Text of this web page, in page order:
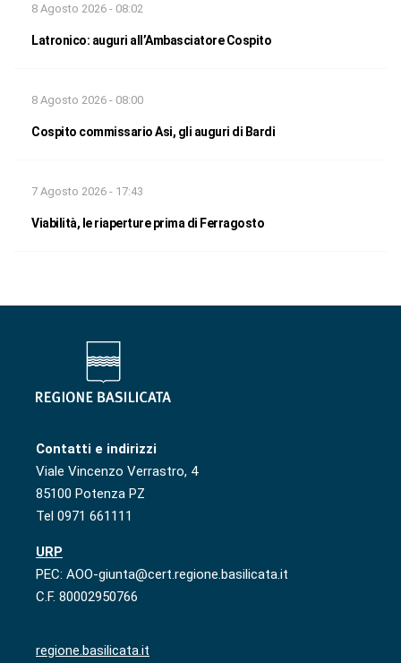
8 Agosto 2026 - 08:02
Latronico: auguri all’Ambasciatore Cospito
8 Agosto 2026 - 08:00
Cospito commissario Asi, gli auguri di Bardi
7 Agosto 2026 - 17:43
Viabilità, le riaperture prima di Ferragosto
Contatti e indirizzi
Viale Vincenzo Verrastro, 4
85100 Potenza PZ
Tel 0971 661111
URP
PEC: AOO-giunta@cert.regione.basilicata.it
C.F. 80002950766
regione.basilicata.it